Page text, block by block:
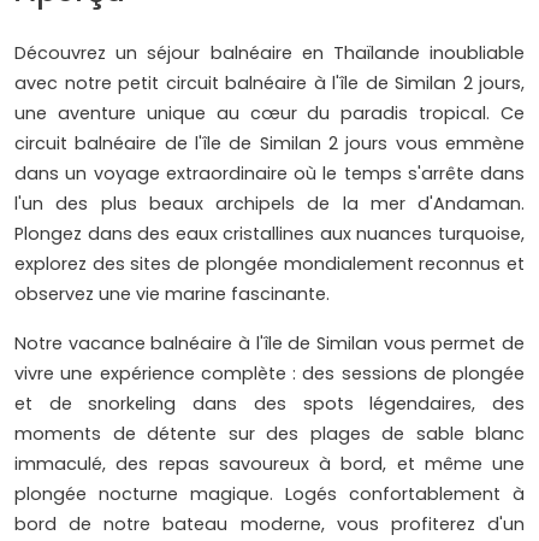
Découvrez un séjour balnéaire en Thaïlande inoubliable
avec notre petit circuit balnéaire à l'île de Similan 2 jours,
une aventure unique au cœur du paradis tropical. Ce
circuit balnéaire de l'île de Similan 2 jours vous emmène
dans un voyage extraordinaire où le temps s'arrête dans
l'un des plus beaux archipels de la mer d'Andaman.
Plongez dans des eaux cristallines aux nuances turquoise,
explorez des sites de plongée mondialement reconnus et
observez une vie marine fascinante.
Notre vacance balnéaire à l'île de Similan vous permet de
vivre une expérience complète : des sessions de plongée
et de snorkeling dans des spots légendaires, des
moments de détente sur des plages de sable blanc
immaculé, des repas savoureux à bord, et même une
plongée nocturne magique. Logés confortablement à
bord de notre bateau moderne, vous profiterez d'un